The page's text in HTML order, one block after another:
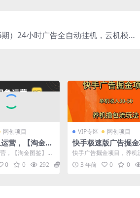
期）24小时广告全自动挂机，云机模拟
网创项目
营，【淘金图
，【淘金图鉴】全
系统性课程和配套
观看 ...
0 0 292 28.8
VIP专区 网创项目
快手极速版广告掘
目，养机流玩法，
日30—50
快手广告掘金项目，养机
法，单机单日30—50 项
快手极速版广告掘金...
3 年前 0 0